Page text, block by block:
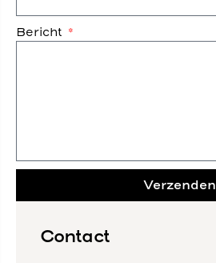
Contact
Bericht
Verzenden